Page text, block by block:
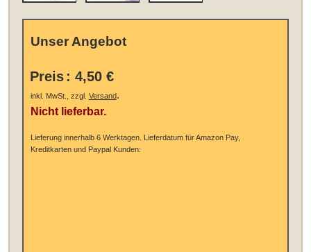
Unser Angebot
Preis : 4,50 €
inkl. MwSt., zzgl. Versand.
Nicht lieferbar.
Lieferung innerhalb 6 Werktagen. Lieferdatum für Amazon Pay,
Kreditkarten und Paypal Kunden: